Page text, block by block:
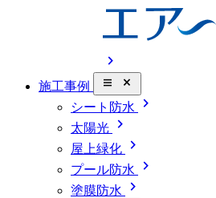
chevron_right
施工事例 close_small
シート防水 chevron_right
太陽光 chevron_right
屋上緑化 chevron_right
プール防水 chevron_right
塗膜防水 chevron_right